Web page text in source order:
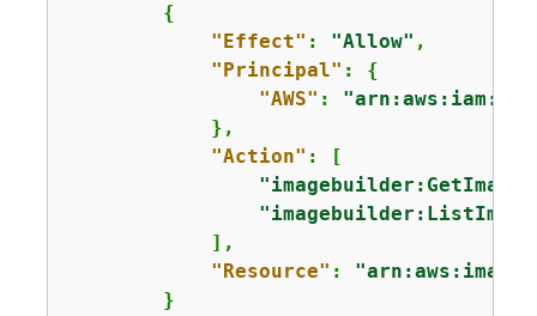
{
"Effect" : "Allow" ,
"Principal" : {
"AWS" :
            },
"Action" : [
"imagebuilder:GetImage"
            ],
"Resource" :
        }